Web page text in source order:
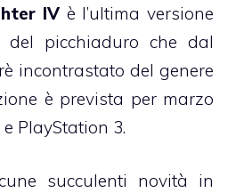
IV è l’ultima versione
del picchiaduro che dal
incontrastato del genere
è prevista per marzo
e PlayStation 3.
succulenti novità in